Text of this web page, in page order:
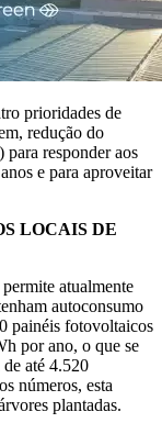
prioridades de
redução do
para responder aos
e para aproveitar
LOCAIS DE
atualmente
autoconsumo
painéis fotovoltaicos
por ano, o que se
de até 4.520
números, esta
plantadas.